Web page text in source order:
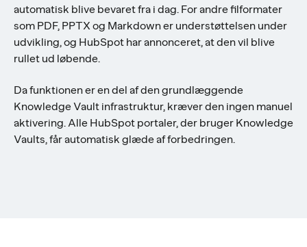
automatisk blive bevaret fra i dag. For andre filformater
som PDF, PPTX og Markdown er understøttelsen under
udvikling, og HubSpot har annonceret, at den vil blive
rullet ud løbende.
Da funktionen er en del af den grundlæggende
Knowledge Vault infrastruktur, kræver den ingen manuel
aktivering. Alle HubSpot portaler, der bruger Knowledge
Vaults, får automatisk glæde af forbedringen.